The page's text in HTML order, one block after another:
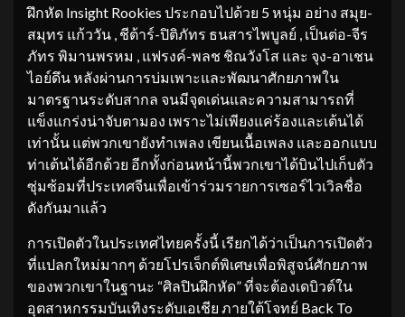
ฝึกหัด Insight Rookies ประกอบไปด้วย 5 หนุ่ม อย่าง สมุย-
สมุทร แก้ววัน , ชีต้าร์-ปิติภัทร ธนสารไพบูลย์ , เป็นต่อ-จีร
ภัทร พิมานพรหม , แฟรงค์-พลช ชิณวังโส และ จุง-อาเชน
ไอย์ดึน หลังผ่านการบ่มเพาะและพัฒนาศักยภาพใน
มาตรฐานระดับสากล จนมีจุดเด่นและความสามารถที่
แข็งแกร่งน่าจับตามอง เพราะไม่เพียงแค่ร้องและเต้นได้
เท่านั้น แต่พวกเขายังทำเพลง เขียนเนื้อเพลง และออกแบบ
ท่าเต้นได้อีกด้วย อีกทั้งก่อนหน้านี้พวกเขาได้บินไปเก็บตัว
ซุ่มซ้อมที่ประเทศจีนเพื่อเข้าร่วมรายการเซอร์ไวเวิลชื่อ
ดังกันมาแล้ว
การเปิดตัวในประเทศไทยครั้งนี้ เรียกได้ว่าเป็นการเปิดตัว
ที่แปลกใหม่มากๆ ด้วยโปรเจ็กต์พิเศษเพื่อพิสูจน์ศักยภาพ
ของพวกเขาในฐานะ “ศิลปินฝึกหัด” ที่จะต้องเดบิวต์ใน
อุตสาหกรรมบันเทิงระดับเอเชีย ภายใต้โจทย์ Back To